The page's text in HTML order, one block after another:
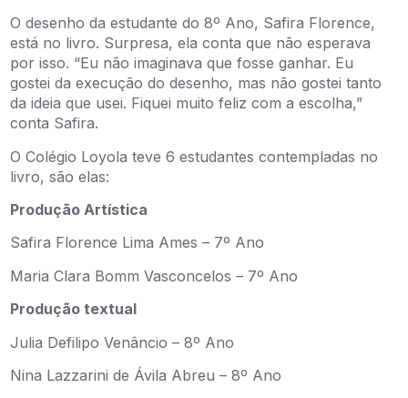
O desenho da estudante do 8º Ano, Safira Florence,
está no livro. Surpresa, ela conta que não esperava
por isso. “Eu não imaginava que fosse ganhar. Eu
gostei da execução do desenho, mas não gostei tanto
da ideia que usei. Fiquei muito feliz com a escolha,”
conta Safira.
O Colégio Loyola teve 6 estudantes contempladas no
livro, são elas:
Produção Artística
Safira Florence Lima Ames – 7º Ano
Maria Clara Bomm Vasconcelos – 7º Ano
Produção textual
Julia Defilipo Venâncio – 8º Ano
Nina Lazzarini de Ávila Abreu – 8º Ano